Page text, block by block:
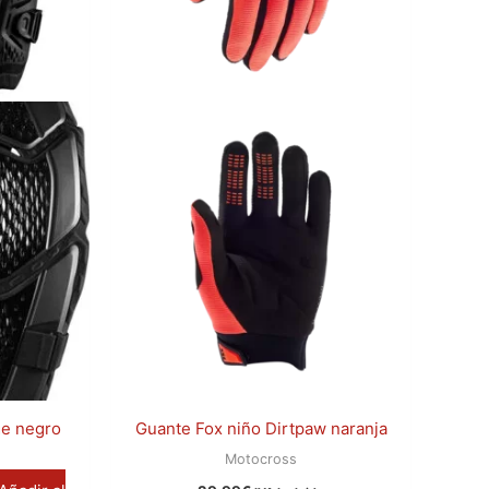
negro Guante Fox niño Dirtpaw naranja
Motocross